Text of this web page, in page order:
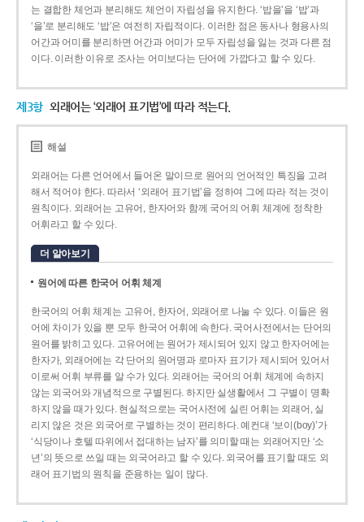
는 결합한 체언과 분리해도 체언이 자립성을 유지한다. ‘밥을’을 ‘밥’과
‘을’로 분리해도 ‘밥’은 여전히 자립적이다. 이러한 점은 동사나 형용사의
어간과 어미를 분리하면 어간과 어미가 모두 자립성을 잃는 것과 다른 점
이다. 이러한 이유로 조사는 어미보다는 단어에 가깝다고 할 수 있다.
제3항 외래어는 ‘외래어 표기법’에 따라 적는다.
해설
외래어는 다른 언어에서 들어온 말이므로 원어의 언어적인 특징을 고려
해서 적어야 한다. 따라서 ‘외래어 표기법’을 정하여 그에 따라 적는 것이
원칙이다. 외래어는 고유어, 한자어와 함께 국어의 어휘 체계에 정착한
어휘라고 할 수 있다.
더 알아보기
원어에 따른 한국어 어휘 체계
한국어의 어휘 체계는 고유어, 한자어, 외래어로 나눌 수 있다. 이들은 원
어에 차이가 있을 뿐 모두 한국어 어휘에 속한다. 국어사전에서는 단어의
원어를 밝히고 있다. 고유어에는 원어가 제시되어 있지 않고 한자어에는
한자가, 외래어에는 각 단어의 원어명과 로마자 표기가 제시되어 있어서
이로써 어휘 부류를 알 수가 있다. 외래어는 국어의 어휘 체계에 속하지
않는 외국어와 개념적으로 구별된다. 하지만 실생활에서 그 구별이 명확
하지 않을 때가 있다. 현실적으로는 국어사전에 실린 어휘는 외래어, 실
리지 않은 것은 외국어로 구별하는 것이 편리하다. 예컨대 ‘보이(boy)’가
‘식당이나 호텔 따위에서 접대하는 남자’를 의미할 때는 외래어지만 ‘소
년’의 뜻으로 쓰일 때는 외국어라고 할 수 있다. 외국어를 표기할 때도 외
래어 표기법의 원칙을 준용하는 일이 많다.